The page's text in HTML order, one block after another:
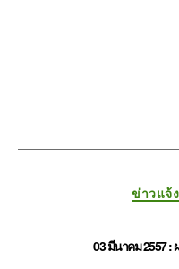
ข่าวแจ้
03 มีนาคม 2557 :